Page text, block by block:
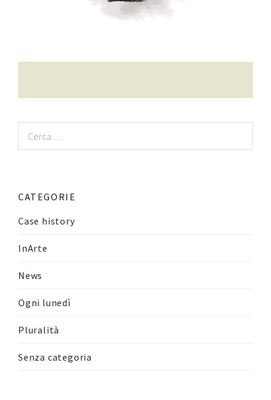
per:
CATEGORIE
Case history
InArte
News
Ogni lunedì
Pluralità
Senza categoria